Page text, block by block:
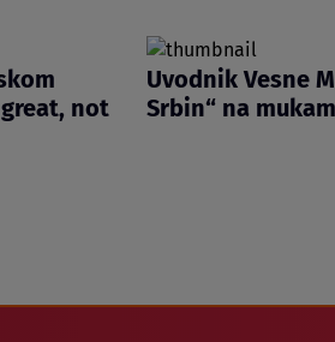
not
Uvodnik Vesne
Srbin“ na